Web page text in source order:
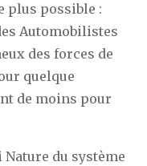
plus possible :
Automobilistes
des forces de
quelque
de moins pour
du système